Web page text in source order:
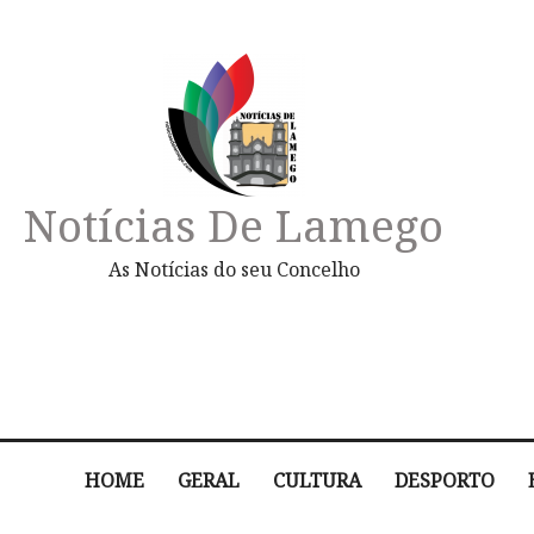
Notícias De Lamego
As Notícias do seu Concelho
HOME GERAL CULTURA DESPORTO